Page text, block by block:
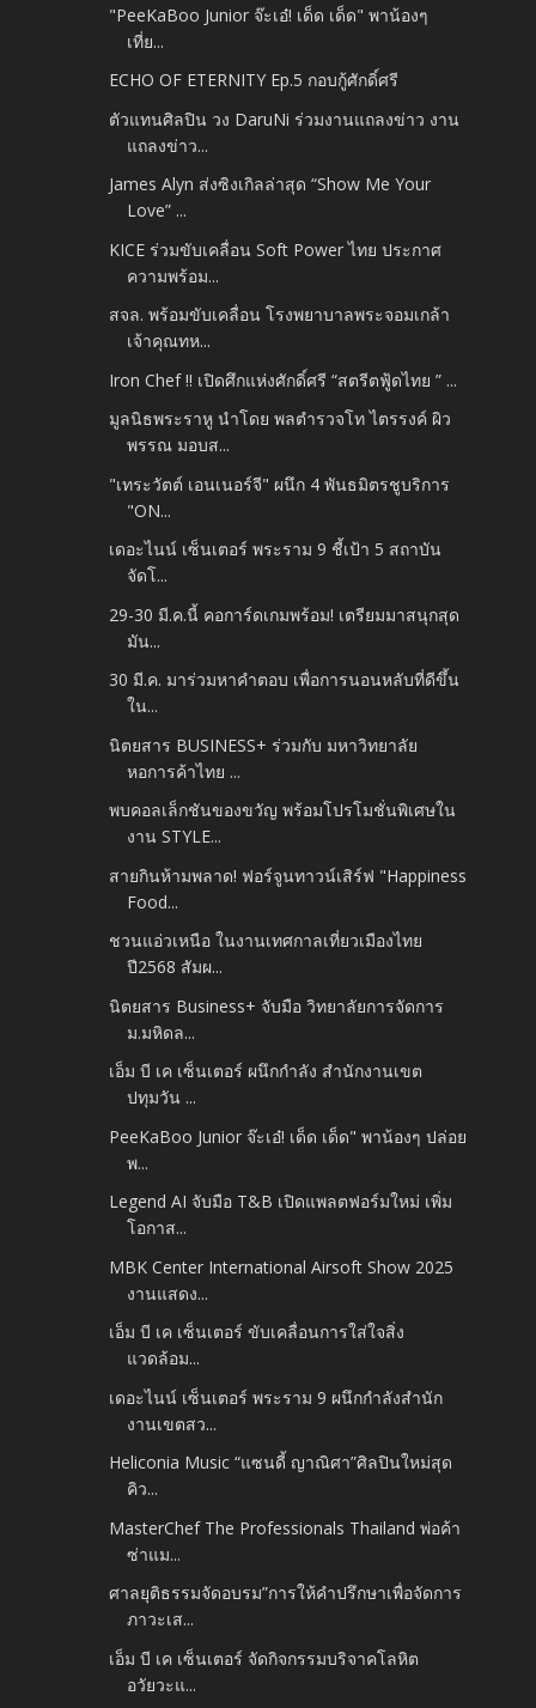
"PeeKaBoo Junior จ๊ะเอ๋! เด็ด เด็ด" พาน้องๆ
เที่ย...
ECHO OF ETERNITY Ep.5 กอบกู้ศักดิ์ศรี
ตัวแทนศิลปิน วง DaruNi ร่วมงานแถลงข่าว งาน
แถลงข่าว...
James Alyn ส่งซิงเกิลล่าสุด “Show Me Your
Love” ...
KICE ร่วมขับเคลื่อน Soft Power ไทย ประกาศ
ความพร้อม...
สจล. พร้อมขับเคลื่อน โรงพยาบาลพระจอมเกล้า
เจ้าคุณทห...
Iron Chef !! เปิดศึกแห่งศักดิ์ศรี “สตรีตฟู้ดไทย ” ...
มูลนิธพระราหู นำโดย พลตำรวจโท ไตรรงค์ ผิว
พรรณ มอบส...
"เทระวัตต์ เอนเนอร์จี" ผนึก 4 พันธมิตรชูบริการ
"ON...
เดอะไนน์ เซ็นเตอร์ พระราม 9 ชี้เป้า 5 สถาบัน
จัดโ...
29-30 มี.ค.นี้ คอการ์ดเกมพร้อม! เตรียมมาสนุกสุด
มัน...
30 มี.ค. มาร่วมหาคำตอบ เพื่อการนอนหลับที่ดีขึ้น
ใน...
นิตยสาร BUSINESS+ ร่วมกับ มหาวิทยาลัย
หอการค้าไทย ...
พบคอลเล็กชันของขวัญ พร้อมโปรโมชั่นพิเศษใน
งาน STYLE...
สายกินห้ามพลาด! ฟอร์จูนทาวน์เสิร์ฟ "Happiness
Food...
ชวนแอ่วเหนือ ในงานเทศกาลเที่ยวเมืองไทย
ปี2568 สัมผ...
นิตยสาร Business+ จับมือ วิทยาลัยการจัดการ
ม.มหิดล...
เอ็ม บี เค เซ็นเตอร์ ผนึกกำลัง สำนักงานเขต
ปทุมวัน ...
PeeKaBoo Junior จ๊ะเอ๋! เด็ด เด็ด" พาน้องๆ ปล่อย
พ...
Legend AI จับมือ T&B เปิดแพลตฟอร์มใหม่ เพิ่ม
โอกาส...
MBK Center International Airsoft Show 2025
งานแสดง...
เอ็ม บี เค เซ็นเตอร์ ขับเคลื่อนการใส่ใจสิ่ง
แวดล้อม...
เดอะไนน์ เซ็นเตอร์ พระราม 9 ผนึกกำลังสำนัก
งานเขตสว...
Heliconia Music “แซนดี้ ญาณิศา”ศิลปินใหม่สุด
คิว...
MasterChef The Professionals Thailand พ่อค้า
ซ่าแม...
ศาลยุติธรรมจัดอบรม”การให้คำปรึกษาเพื่อจัดการ
ภาวะเส...
เอ็ม บี เค เซ็นเตอร์ จัดกิจกรรมบริจาคโลหิต
อวัยวะแ...